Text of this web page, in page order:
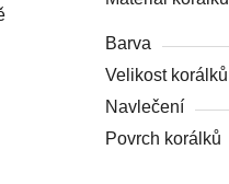
Barva
Velikost korálků
Navlečení
Povrch korálků